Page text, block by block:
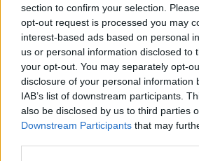
section to confirm your selection.
opt-out request is processed you may
interest-based ads based on personal
us or personal information disclosed to
your opt-out. You may separately opt-
disclosure of your personal information
IAB’s list of downstream participants.
also be disclosed by us to third parties
Downstream Participants that may